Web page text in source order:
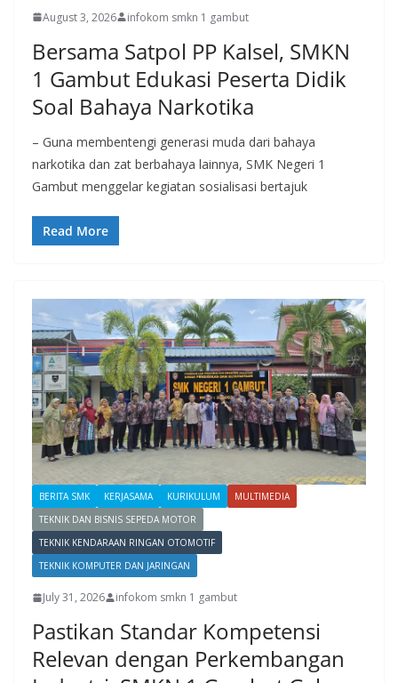
August 3, 2026 infokom smkn 1 gambut
Bersama Satpol PP Kalsel, SMKN
1 Gambut Edukasi Peserta Didik
Soal Bahaya Narkotika
– Guna membentengi generasi muda dari bahaya
narkotika dan zat berbahaya lainnya, SMK Negeri 1
Gambut menggelar kegiatan sosialisasi bertajuk
Read More
BERITA SMK KERJASAMA KURIKULUM
MULTIMEDIA
TEKNIK DAN BISNIS SEPEDA MOTOR
TEKNIK KENDARAAN RINGAN OTOMOTIF
TEKNIK KOMPUTER DAN JARINGAN
July 31, 2026 infokom smkn 1 gambut
Pastikan Standar Kompetensi
Relevan dengan Perkembangan